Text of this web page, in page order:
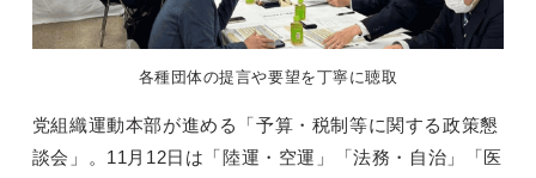
各種団体の提言や要望を丁寧に聴取
党組織運動本部が進める「予算・税制等に関する政策懇
談会」。11月12日は「陸運・空運」「法務・自治」「医